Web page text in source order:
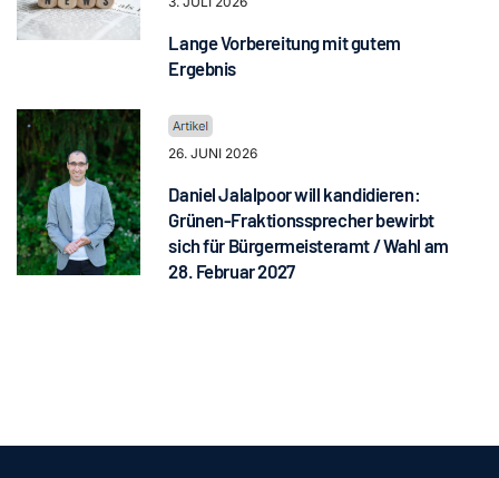
Lange Vorbereitung mit gutem
Ergebnis
26. JUNI 2026
Daniel Jalalpoor will kandidieren:
Grünen-Fraktionssprecher bewirbt
sich für Bürgermeisteramt / Wahl am
28. Februar 2027